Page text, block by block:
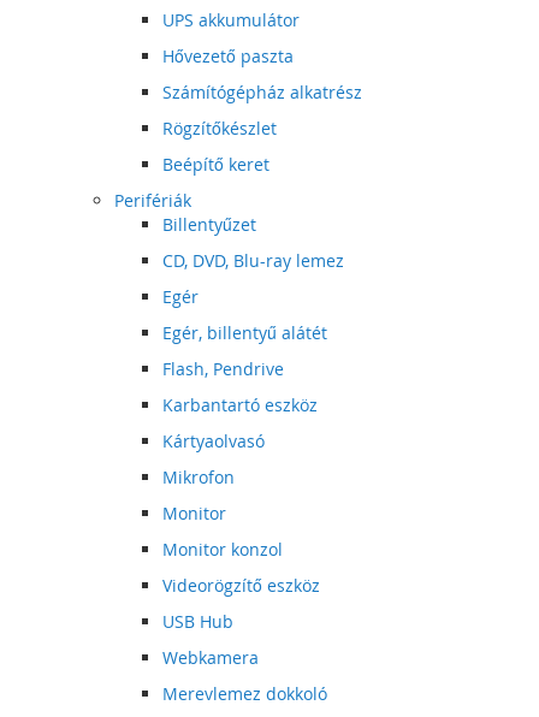
UPS akkumulátor
Hővezető paszta
Számítógépház alkatrész
Rögzítőkészlet
Beépítő keret
Perifériák
Billentyűzet
CD, DVD, Blu-ray lemez
Egér
Egér, billentyű alátét
Flash, Pendrive
Karbantartó eszköz
Kártyaolvasó
Mikrofon
Monitor
Monitor konzol
Videorögzítő eszköz
USB Hub
Webkamera
Merevlemez dokkoló